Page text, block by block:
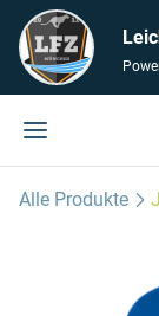
Alle Produkte